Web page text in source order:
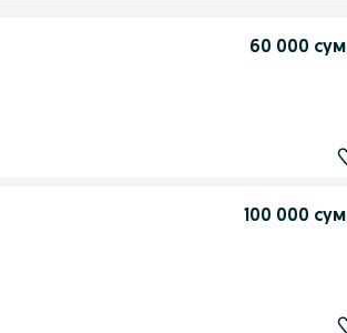
60 000 сум
100 000 сум